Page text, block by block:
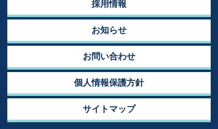
採用情報
お知らせ
お問い合わせ
個人情報保護方針
サイトマップ